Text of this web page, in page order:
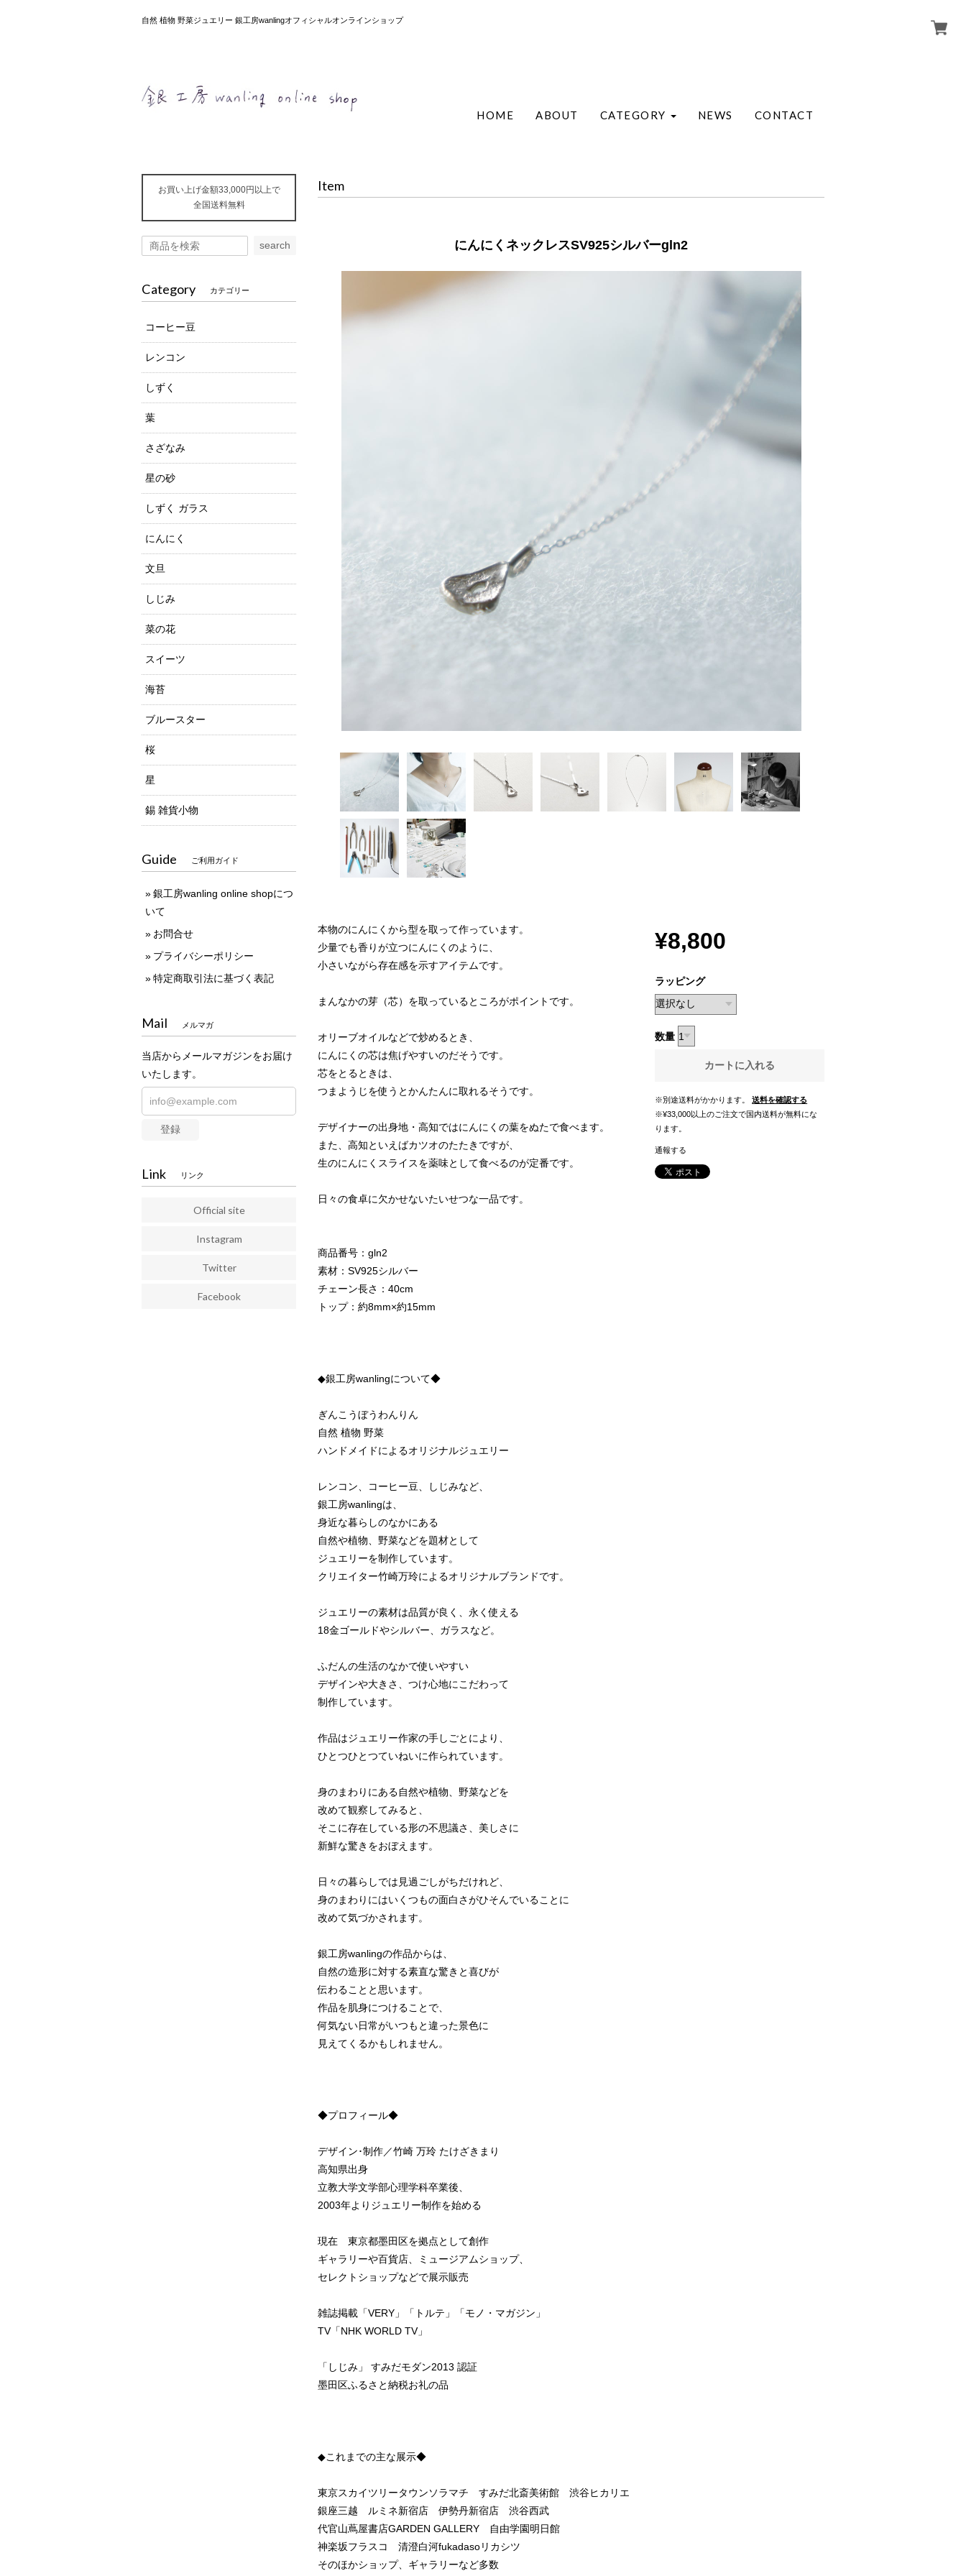
自然 植物 野菜ジュエリー 銀工房wanlingオフィシャルオンラインショップ
HOME ABOUT CATEGORY NEWS CONTACT
Item
にんにくネックレスSV925シルバーgln2
本物のにんにくから型を取って作っています。
少量でも香りが立つにんにくのように、
小さいながら存在感を示すアイテムです。
まんなかの芽（芯）を取っているところがポイントです。
オリーブオイルなどで炒めるとき、
にんにくの芯は焦げやすいのだそうです。
芯をとるときは、
つまようじを使うとかんたんに取れるそうです。
デザイナーの出身地・高知ではにんにくの葉をぬたで食べます。
また、高知といえばカツオのたたきですが、
生のにんにくスライスを薬味として食べるのが定番です。
日々の食卓に欠かせないたいせつな一品です。
商品番号：gln2
素材：SV925シルバー
チェーン長さ：40cm
トップ：約8mm×約15mm
◆銀工房wanlingについて◆
ぎんこうぼうわんりん
自然 植物 野菜
ハンドメイドによるオリジナルジュエリー
レンコン、コーヒー豆、しじみなど、
銀工房wanlingは、
身近な暮らしのなかにある
自然や植物、野菜などを題材として
ジュエリーを制作しています。
クリエイター竹崎万玲によるオリジナルブランドです。
ジュエリーの素材は品質が良く、永く使える
18金ゴールドやシルバー、ガラスなど。
ふだんの生活のなかで使いやすい
デザインや大きさ、つけ心地にこだわって
制作しています。
作品はジュエリー作家の手しごとにより、
ひとつひとつていねいに作られています。
身のまわりにある自然や植物、野菜などを
改めて観察してみると、
そこに存在している形の不思議さ、美しさに
新鮮な驚きをおぼえます。
日々の暮らしでは見過ごしがちだけれど、
身のまわりにはいくつもの面白さがひそんでいることに
改めて気づかされます。
銀工房wanlingの作品からは、
自然の造形に対する素直な驚きと喜びが
伝わることと思います。
作品を肌身につけることで、
何気ない日常がいつもと違った景色に
見えてくるかもしれません。
◆プロフィール◆
デザイン･制作／竹崎 万玲 たけざきまり
高知県出身
立教大学文学部心理学科卒業後、
2003年よりジュエリー制作を始める
現在 東京都墨田区を拠点として創作
ギャラリーや百貨店、ミュージアムショップ、
セレクトショップなどで展示販売
雑誌掲載「VERY」「トルテ」「モノ・マガジン」
TV「NHK WORLD TV」
「しじみ」 すみだモダン2013 認証
墨田区ふるさと納税お礼の品
◆これまでの主な展示◆
東京スカイツリータウンソラマチ すみだ北斎美術館 渋谷ヒカリエ
銀座三越 ルミネ新宿店 伊勢丹新宿店 渋谷西武
代官山蔦屋書店GARDEN GALLERY 自由学園明日館
神楽坂フラスコ 清澄白河fukadasoリカシツ
そのほかショップ、ギャラリーなど多数
¥8,800
ラッピング
数量
カートに入れる
※別途送料がかかります。
送料を確認する
※¥33,000以上のご注文で国内送料が無料にな
ります。
通報する
お買い上げ金額33,000円以上で
全国送料無料
search
Category カテゴリー
コーヒー豆
レンコン
しずく
葉
さざなみ
星の砂
しずく ガラス
にんにく
文旦
しじみ
菜の花
スイーツ
海苔
ブルースター
桜
星
錫 雑貨小物
Guide ご利用ガイド
銀工房wanling online shopにつ
いて
お問合せ
プライバシーポリシー
特定商取引法に基づく表記
Mail メルマガ
当店からメールマガジンをお届け
いたします。
登録
Link リンク
Official site
Instagram
Twitter
Facebook